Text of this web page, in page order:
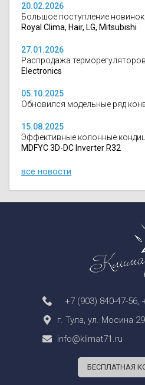
20.02.2026
Большое поступление
Royal Clima, Hair, LG, Mitsubishi
27.01.2026
Распродажа
Electronics
05.10.2025
Обновился модельные ряд
15.08.2025
Эффективные колонные
MDFYC 3D-DC Inverter R32
все новости
+7 (903) 840-47-56
г. Тула, ул. Мосина
info@klimat71.ru
БЕСПЛАТНАЯ